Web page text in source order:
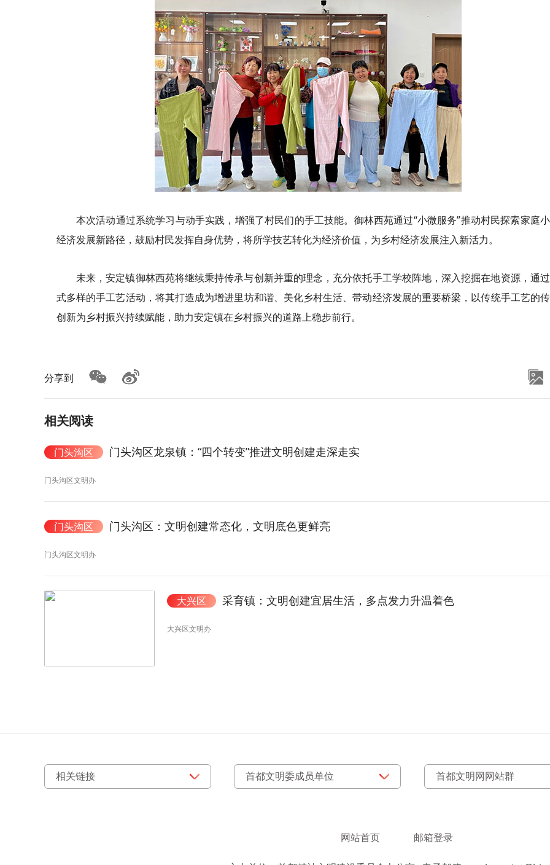
本次活动通过系统学习与动手实践，增强了村民们的手工技能。御林西苑通过“小微服务”推动村民探索家庭
经济发展新路径，鼓励村民发挥自身优势，将所学技艺转化为经济价值，为乡村经济发展注入新活力。
未来，安定镇御林西苑将继续秉持传承与创新并重的理念，充分依托手工学校阵地，深入挖掘在地资源，通
式多样的手工艺活动，将其打造成为增进里坊和谐、美化乡村生活、带动经济发展的重要桥梁，以传统手工艺的
创新为乡村振兴持续赋能，助力安定镇在乡村振兴的道路上稳步前行。
分享到
相关阅读
门头沟区 门头沟区龙泉镇：“四个转变”推进文明创建走深走实
门头沟区文明办
门头沟区 门头沟区：文明创建常态化，文明底色更鲜亮
门头沟区文明办
大兴区 采育镇：文明创建宜居生活，多点发力升温着色
大兴区文明办
网站首页 邮箱登录